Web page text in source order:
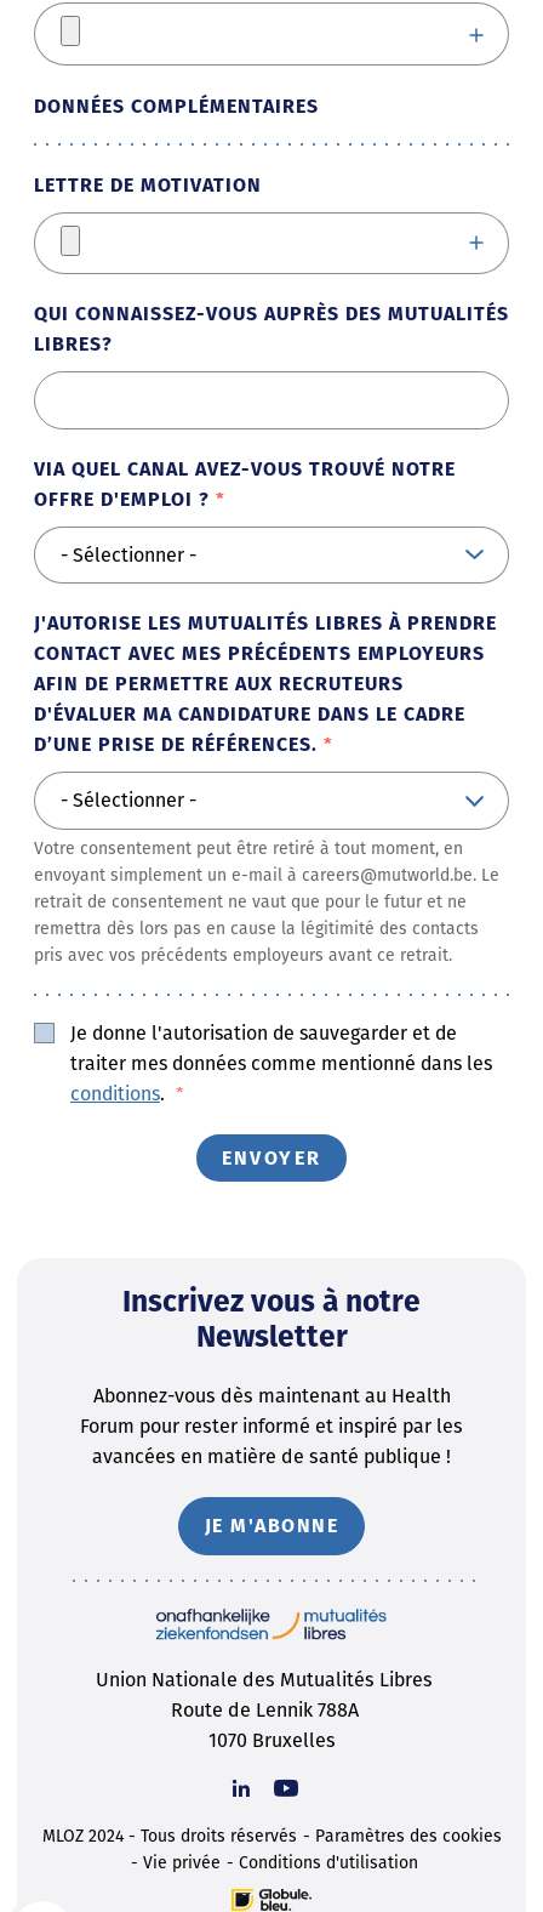
DONNÉES COMPLÉMENTAIRES
LETTRE DE MOTIVATION
QUI CONNAISSEZ-VOUS AUPRÈS DES MUTUALITÉS
LIBRES?
VIA QUEL CANAL AVEZ-VOUS TROUVÉ NOTRE
OFFRE D'EMPLOI ?
J'AUTORISE LES MUTUALITÉS LIBRES À PRENDRE
CONTACT AVEC MES PRÉCÉDENTS EMPLOYEURS
AFIN DE PERMETTRE AUX RECRUTEURS
D'ÉVALUER MA CANDIDATURE DANS LE CADRE
D’UNE PRISE DE RÉFÉRENCES.
Votre consentement peut être retiré à tout moment, en
envoyant simplement un e-mail à careers@mutworld.be. Le
retrait de consentement ne vaut que pour le futur et ne
remettra dès lors pas en cause la légitimité des contacts
pris avec vos précédents employeurs avant ce retrait.
Je donne l'autorisation de sauvegarder et de
traiter mes données comme mentionné dans les
conditions. *
Inscrivez vous à notre
Newsletter
Abonnez-vous dès maintenant au Health
Forum pour rester informé et inspiré par les
avancées en matière de santé publique !
JE M'ABONNE
Union Nationale des Mutualités Libres
Route de Lennik 788A
1070 Bruxelles
MLOZ 2024 - Tous droits réservés
Paramètres des cookies
Vie privée
Conditions d'utilisation